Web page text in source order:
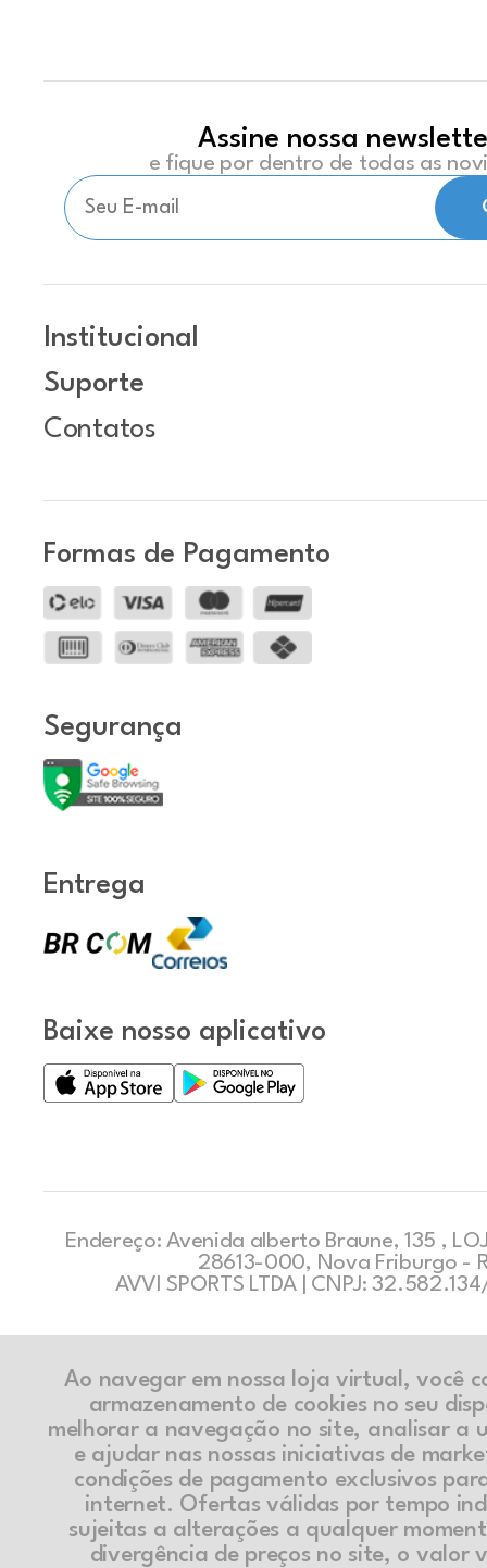
Assine nossa
e fique por dentro de todas as
Institucional
Suporte
Contatos
Formas de Pagamento
Segurança
Entrega
Baixe nosso aplicativo
Endereço: Avenida alberto Braune, 135 ,
28613-000, Nova Friburgo -
AVVI SPORTS LTDA | CNPJ:
Ao navegar em nossa loja virtual, você
armazenamento de cookies no seu
melhorar a navegação no site, analisar a
e ajudar nas nossas iniciativas de
condições de pagamento exclusivos
internet. Ofertas válidas por tempo
sujeitas a alterações a qualquer
divergência de preços no site, o valor